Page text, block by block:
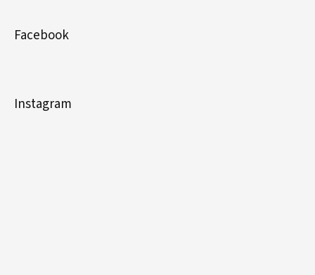
Facebook
Instagram